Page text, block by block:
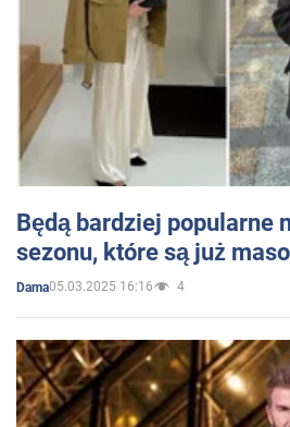
Będą bardziej popularne
sezonu, które są już
Dama05.03.2025 16:16 4